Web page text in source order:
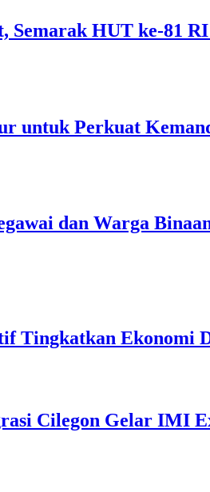
Semarak HUT ke-81
untuk Perkuat
dan Warga
Tingkatkan Ekonomi
Cilegon Gelar IMI